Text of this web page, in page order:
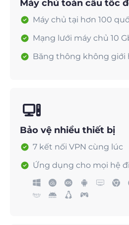
Máy chủ toàn cầu tốc
Máy chủ tại hơn 100
Mạng lưới máy chủ 10
Băng thông không giới
Bảo vệ nhiều thiết bị
7 kết nối VPN cùng lúc
Ứng dụng cho mọi hệ